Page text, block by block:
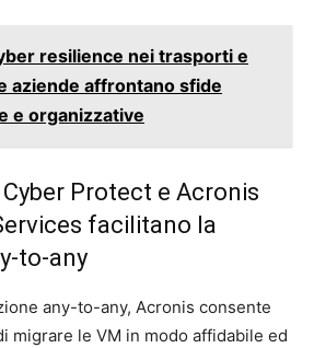
resilience nei trasporti e
aziende affrontano sfide
e organizzative
Protect e Acronis
facilitano la
to-any
any-to-any, Acronis consente
migrare le VM in modo affidabile ed